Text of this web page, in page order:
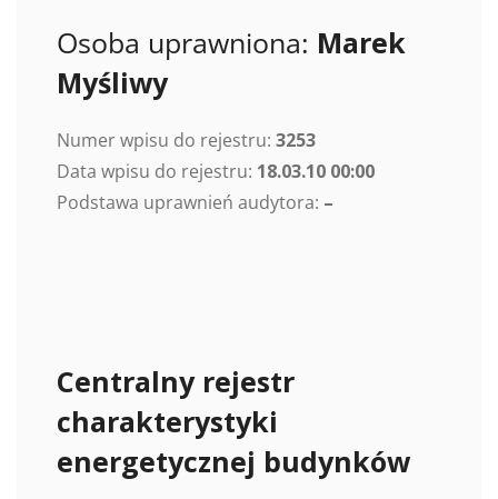
Osoba uprawniona: Marek
Myśliwy
Numer wpisu do rejestru: 3253
Data wpisu do rejestru: 18.03.10 00:00
Podstawa uprawnień audytora: –
Centralny rejestr
charakterystyki
energetycznej budynków